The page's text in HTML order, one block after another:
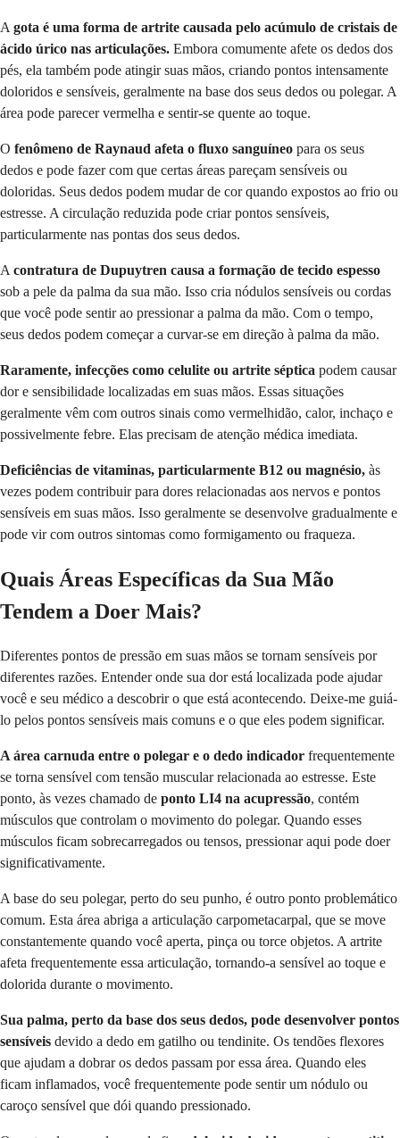
A gota é uma forma de artrite causada pelo acúmulo de cristais de
ácido úrico nas articulações. Embora comumente afete os dedos dos
pés, ela também pode atingir suas mãos, criando pontos intensamente
doloridos e sensíveis, geralmente na base dos seus dedos ou polegar. A
área pode parecer vermelha e sentir-se quente ao toque.
O fenômeno de Raynaud afeta o fluxo sanguíneo para os seus
dedos e pode fazer com que certas áreas pareçam sensíveis ou
doloridas. Seus dedos podem mudar de cor quando expostos ao frio ou
estresse. A circulação reduzida pode criar pontos sensíveis,
particularmente nas pontas dos seus dedos.
A contratura de Dupuytren causa a formação de tecido espesso
sob a pele da palma da sua mão. Isso cria nódulos sensíveis ou cordas
que você pode sentir ao pressionar a palma da mão. Com o tempo,
seus dedos podem começar a curvar-se em direção à palma da mão.
Raramente, infecções como celulite ou artrite séptica podem causar
dor e sensibilidade localizadas em suas mãos. Essas situações
geralmente vêm com outros sinais como vermelhidão, calor, inchaço e
possivelmente febre. Elas precisam de atenção médica imediata.
Deficiências de vitaminas, particularmente B12 ou magnésio, às
vezes podem contribuir para dores relacionadas aos nervos e pontos
sensíveis em suas mãos. Isso geralmente se desenvolve gradualmente e
pode vir com outros sintomas como formigamento ou fraqueza.
Quais Áreas Específicas da Sua Mão
Tendem a Doer Mais?
Diferentes pontos de pressão em suas mãos se tornam sensíveis por
diferentes razões. Entender onde sua dor está localizada pode ajudar
você e seu médico a descobrir o que está acontecendo. Deixe-me guiá-
lo pelos pontos sensíveis mais comuns e o que eles podem significar.
A área carnuda entre o polegar e o dedo indicador frequentemente
se torna sensível com tensão muscular relacionada ao estresse. Este
ponto, às vezes chamado de ponto LI4 na acupressão, contém
músculos que controlam o movimento do polegar. Quando esses
músculos ficam sobrecarregados ou tensos, pressionar aqui pode doer
significativamente.
A base do seu polegar, perto do seu punho, é outro ponto problemático
comum. Esta área abriga a articulação carpometacarpal, que se move
constantemente quando você aperta, pinça ou torce objetos. A artrite
afeta frequentemente essa articulação, tornando-a sensível ao toque e
dolorida durante o movimento.
Sua palma, perto da base dos seus dedos, pode desenvolver pontos
sensíveis devido a dedo em gatilho ou tendinite. Os tendões flexores
que ajudam a dobrar os dedos passam por essa área. Quando eles
ficam inflamados, você frequentemente pode sentir um nódulo ou
caroço sensível que dói quando pressionado.